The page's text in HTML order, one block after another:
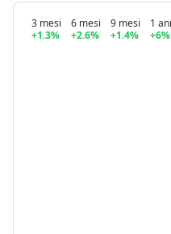
3 mesi
+1.3%
6 mesi
+2.6%
9 mesi
+1.4%
1
+6%